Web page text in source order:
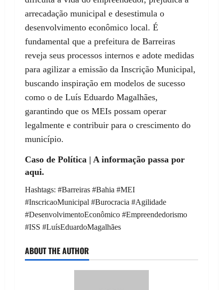
arrecadação municipal e desestimula o
desenvolvimento econômico local. É
fundamental que a prefeitura de Barreiras
reveja seus processos internos e adote medidas
para agilizar a emissão da Inscrição Municipal,
buscando inspiração em modelos de sucesso
como o de Luís Eduardo Magalhães,
garantindo que os MEIs possam operar
legalmente e contribuir para o crescimento do
município.
Caso de Política | A informação passa por
aqui.
Hashtags: #Barreiras #Bahia #MEI
#InscricaoMunicipal #Burocracia #Agilidade
#DesenvolvimentoEconômico #Empreendedorismo
#ISS #LuísEduardoMagalhães
ABOUT THE AUTHOR